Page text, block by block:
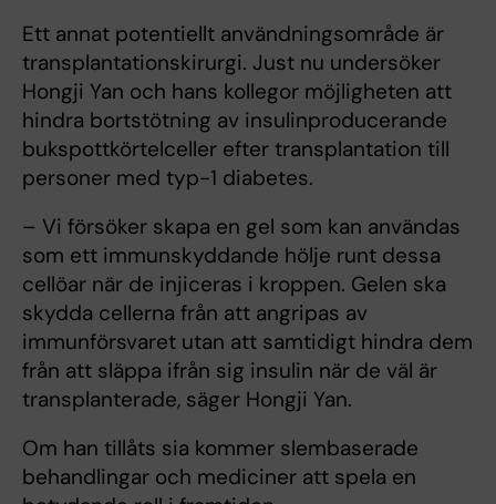
Ett annat potentiellt användnings­område är
transplantationskirurgi. Just nu undersöker
Hongji Yan och hans kollegor möjligheten att
hindra bortstötning av insulinproducerande
bukspottkörtelceller efter transplantation till
personer med typ-1 diabetes.
– Vi försöker skapa en gel som kan användas
som ett immunskyddande hölje runt dessa
cellöar när de injiceras i kroppen. Gelen ska
skydda cellerna från att angripas av
immunförsvaret utan att samtidigt hindra dem
från att släppa ifrån sig insulin när de väl är
transplanterade, säger Hongji Yan.
Om han tillåts sia kommer slem­baserade
behandlingar och mediciner att spela en